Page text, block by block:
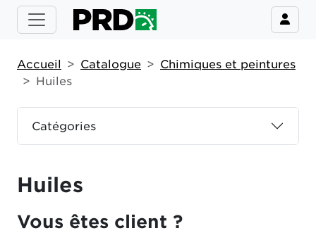
Catégories
Accueil Catalogue
Chimiques et peintures
Huiles
Huiles
Vous êtes client ?